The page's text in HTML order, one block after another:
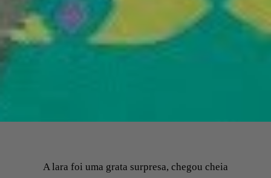
A lara foi uma grata surpresa, chegou cheia